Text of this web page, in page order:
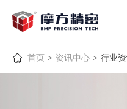
首页 > 资讯中心 > 行业